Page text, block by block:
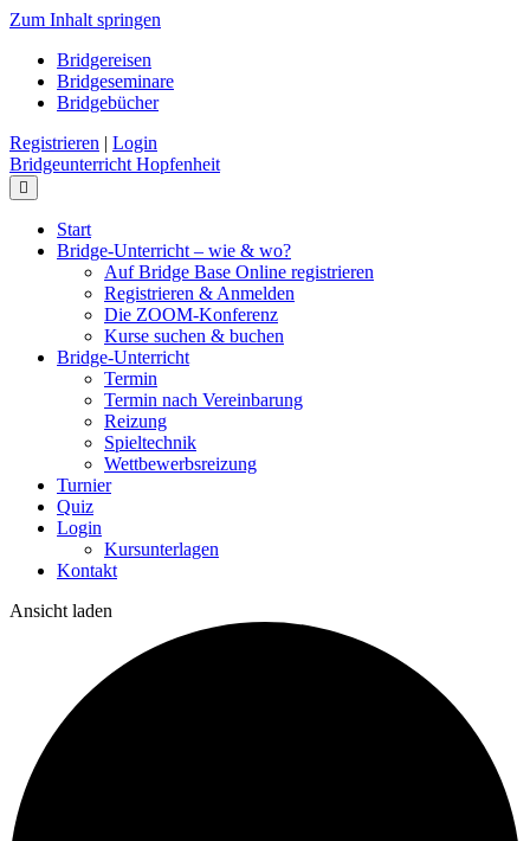
Zum Inhalt springen
Bridgereisen
Bridgeseminare
Bridgebücher
Registrieren | Login
Bridgeunterricht Hopfenheit
Start
Bridge-Unterricht – wie & wo?
Auf Bridge Base Online registrieren
Registrieren & Anmelden
Die ZOOM-Konferenz
Kurse suchen & buchen
Bridge-Unterricht
Termin
Termin nach Vereinbarung
Reizung
Spieltechnik
Wettbewerbsreizung
Turnier
Quiz
Login
Kursunterlagen
Kontakt
Ansicht laden